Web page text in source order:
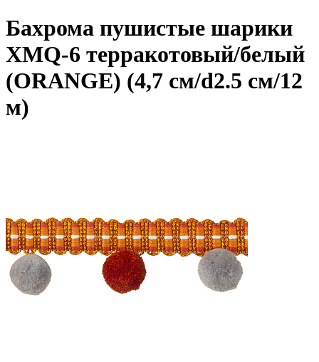
Бахрома пушистые шарики
XMQ-6 терракотовый/белый
(ORANGE) (4,7 см/d2.5 см/12
м)